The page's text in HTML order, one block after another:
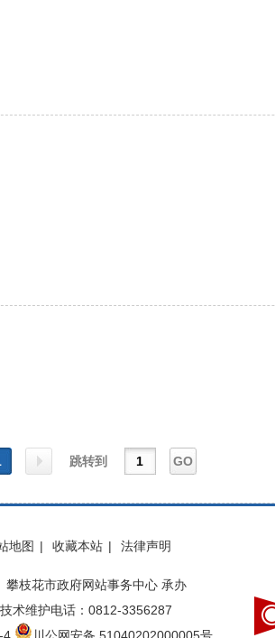
页
跳转到 GO
地图 | 收藏本站 | 法律声明
枝花市政府网站事务中心 承办
术维护电话：0812-3356287